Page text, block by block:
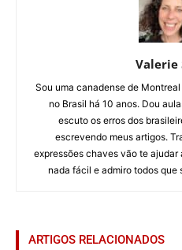
Valerie
Sou uma canadense de
no Brasil há 10 anos. Dou
escuto os erros dos
escrevendo meus artigos.
expressões chaves vão te ajudar
nada fácil e admiro todos que
ARTIGOS RELACIONADOS